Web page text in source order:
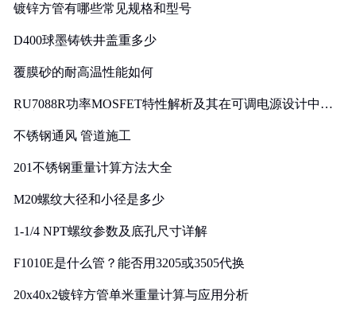
镀锌方管有哪些常见规格和型号
D400球墨铸铁井盖重多少
覆膜砂的耐高温性能如何
RU7088R功率MOSFET特性解析及其在可调电源设计中的
不锈钢通风 管道施工
201不锈钢重量计算方法大全
M20螺纹大径和小径是多少
1-1/4 NPT螺纹参数及底孔尺寸详解
F1010E是什么管？能否用3205或3505代换
20x40x2镀锌方管单米重量计算与应用分析